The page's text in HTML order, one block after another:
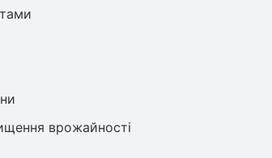
врожайності